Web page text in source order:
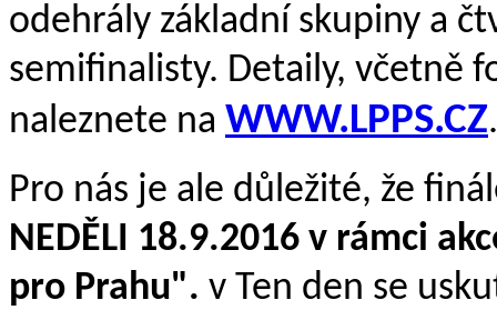
odehrály základní skupiny a
semifinalisty. Detaily, včetně
naleznete na WWW.LPPS.CZ.
Pro nás je ale důležité, že
NEDĚLI 18.9.2016 v rámci
pro Prahu". v Ten den se